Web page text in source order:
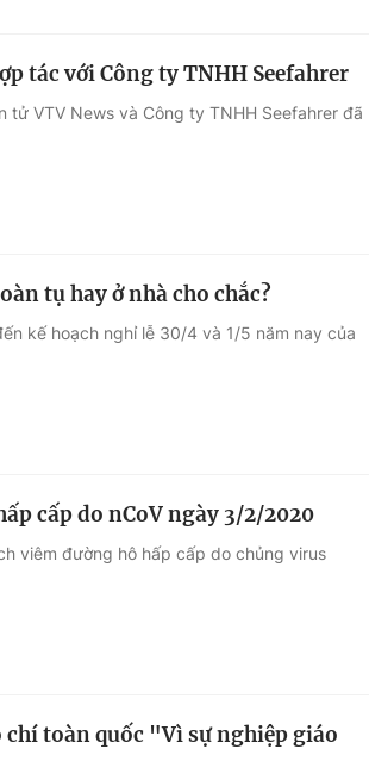
tác với Công ty TNHH Seefahrer
VTV News và Công ty TNHH Seefahrer đã
tụ hay ở nhà cho chắc?
kế hoạch nghỉ lễ 30/4 và 1/5 năm nay của
cấp do nCoV ngày 3/2/2020
viêm đường hô hấp cấp do chủng virus
chí toàn quốc "Vì sự nghiệp giáo